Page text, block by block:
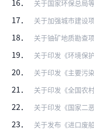
16． 关于国家环保总局等五部门2008年11号
17． 关于加强城市建设项目环境
18． 关于铀矿地质勘查项目环
19． 关于印发《环境保护部建设项目“三同时”
20． 关于印发《主要污染物总量减排监
21． 关于印发《全国农村环境
22． 关于印发《国家二恶英重
23． 关于发布《进口废船环境保护管理规定（试行）》、《进口废